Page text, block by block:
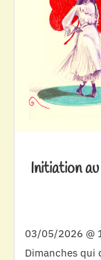
Initiation
03/05/2026 @
Dimanches qui